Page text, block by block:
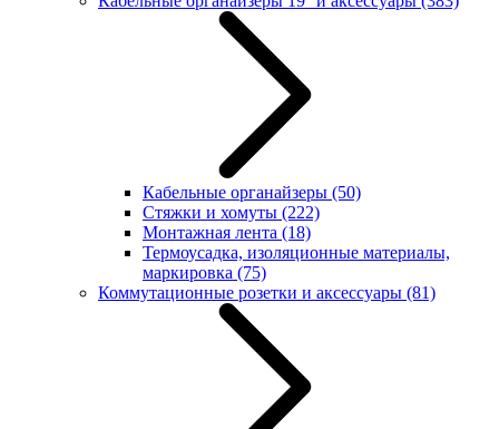
Кабельные органайзеры (50)
Стяжки и хомуты (222)
Монтажная лента (18)
Термоусадка, изоляционные материалы,
маркировка (75)
Коммутационные розетки и аксессуары (81)